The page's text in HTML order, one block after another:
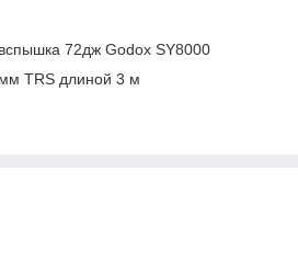
72дж Godox SY8000
TRS длиной 3 м